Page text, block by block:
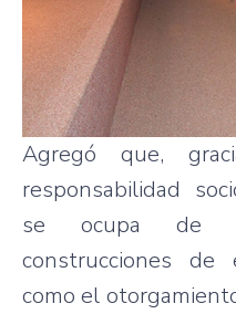
Agregó que,
responsabilidad
se ocupa de
construcciones de
como el